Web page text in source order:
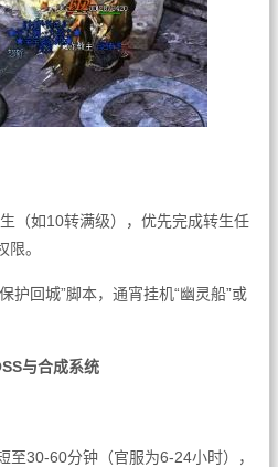
（如10转满级），优先完成转生任
。
护回城”脚本，通宵挂机“幽灵船”或
与合成系统
至30-60分钟（官服为6-24小时），